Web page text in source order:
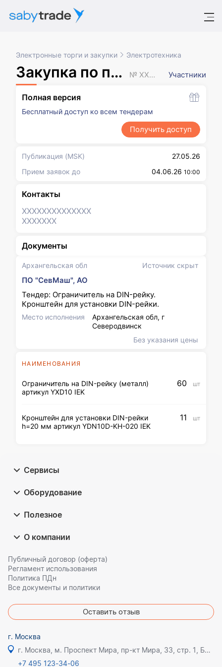
Электронные торги и закупки Электротехника
Закупка по потребности № XXXXXXX Участники
Архангельская обл Источник скрыт
ПО "СевМаш", АО
Тендер: Ограничитель на DIN-рейку.
Кронштейн для установки DIN-рейки.
Место исполнения
Архангельская обл, г
Северодвинск
Без указания цены
НАИМЕНОВАНИЯ
Ограничитель на DIN-рейку (металл)
артикул YXD10 IEK
60 шт
Кронштейн для установки DIN-рейки
h=20 мм артикул YDN10D-KH-020 IEK
11 шт
Полная версия
Бесплатный доступ ко всем тендерам
Получить доступ
Публикация (MSK)
27.05.26
Прием заявок до
04.06.26 10:00
Контакты
XXXXXXXXXXXXXX
XXXXXXX
Документы
Сервисы
Оборудование
Полезное
О компании
Публичный договор (оферта)
Регламент использования
Политика ПДн
Все документы и политики
Оставить отзыв
г. Москва
г. Москва, м. Проспект Мира, пр-кт Мира, 33, стр. 1, БЦ Олимпик плаза
+7 495 123-34-06